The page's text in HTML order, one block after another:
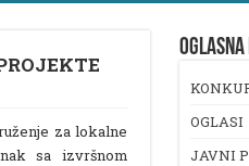
za lokalne
sa izvršnom
OGLASNA
OGLASI
JAVNI